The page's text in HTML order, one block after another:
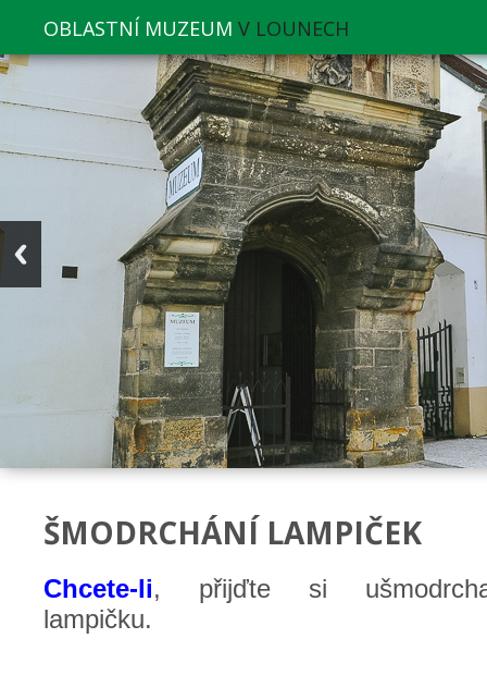
OBLASTNÍ MUZEUM V LOUNECH
ŠMODRCHÁNÍ LAMPIČEK
Chcete-li, přijďte si
lampičku.